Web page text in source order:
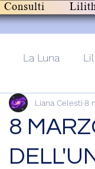
Consulti
La Luna
Post+audio
8
Liana Celesti 8